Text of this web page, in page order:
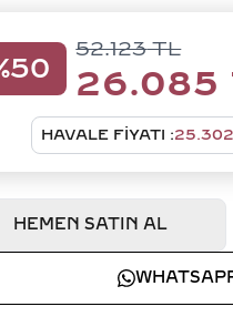
50
52.123TL
26.085
HAVALE FIYATI :25.302
HEMEN SATIN AL